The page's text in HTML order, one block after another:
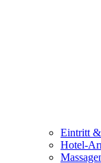
Eintritt &
Hotel-